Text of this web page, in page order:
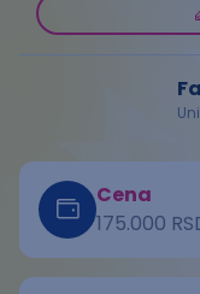
Cena
175.000